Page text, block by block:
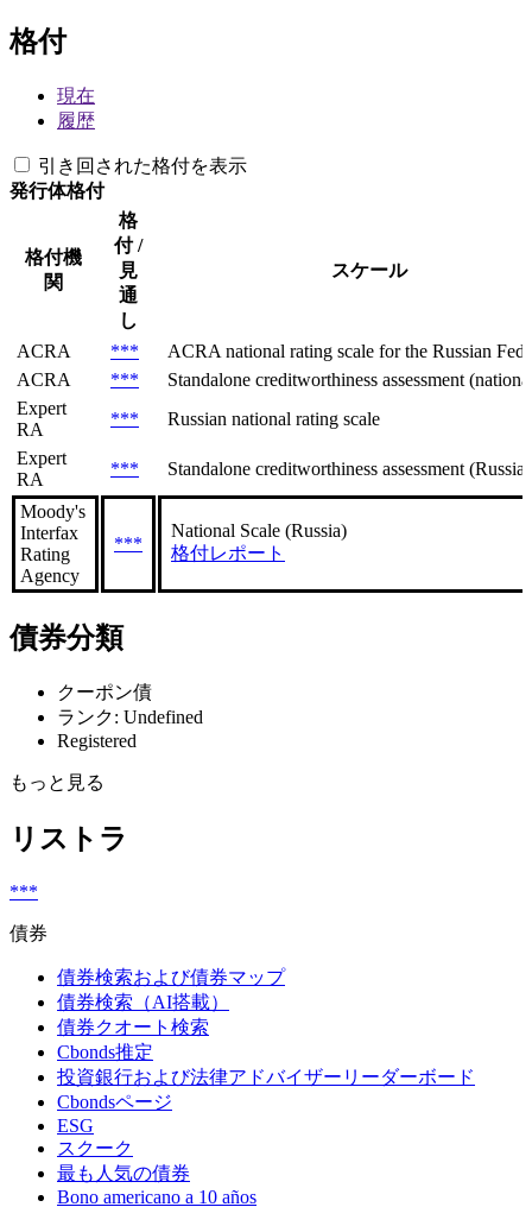
格付
現在
履歴
引き回された格付を表示
発行体格付
格付機
関
格
付 /
見
通
し
スケール
ACRA ***
ACRA national rating scale for the Russian
ACRA
***
Standalone creditworthiness assessment
Expert
RA
***
Russian national rating scale
Expert
RA
*** Standalone creditworthiness assessment
Moody's
Interfax
Rating
Agency
***
National Scale (Russia)
格付レポート
債券分類
クーポン債
ランク: Undefined
Registered
もっと見る
リストラ
***
債券
債券検索および債券マップ
債券検索（AI搭載）
債券クオート検索
Cbonds推定
投資銀行および法律アドバイザーリーダーボード
Cbondsページ
ESG
スクーク
最も人気の債券
Bono americano a 10 años